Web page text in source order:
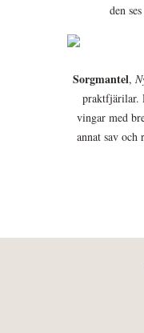
den
Sorgmantel,
praktfjärilar.
vingar med
annat sav